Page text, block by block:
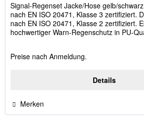
Signal-Regenset Jacke/Hose gelb/
nach EN ISO 20471, Klasse 3 zertifiziert.
nach EN ISO 20471, Klasse 2 zertifiziert.
hochwertiger Warn-Regenschutz in PU-
Preise nach Anmeldung.
Details
Merken